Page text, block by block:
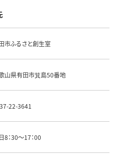
市ふるさと創生室
山県有田市箕島50番地
22-3641
8：30～17：00